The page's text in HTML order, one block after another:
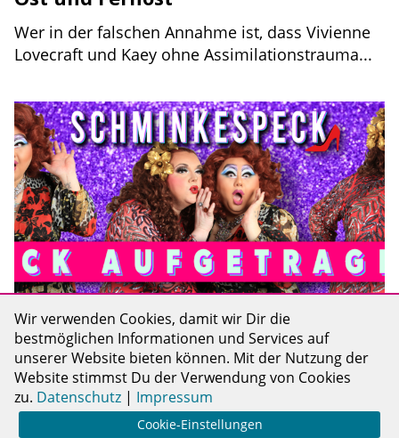
Wer in der falschen Annahme ist, dass Vivienne
Lovecraft und Kaey ohne Assimilationstrauma...
Talk & Podcast |#drag #community |
Schminkespeck |16.05.2024
Nerd oder Geek? Kaey und Vivienne
outen sich
Wir verwenden Cookies, damit wir Dir die
bestmöglichen Informationen und Services auf
unserer Website bieten können. Mit der Nutzung der
Website stimmst Du der Verwendung von Cookies
zu. Datenschutz | Impressum
Cookie-Einstellungen